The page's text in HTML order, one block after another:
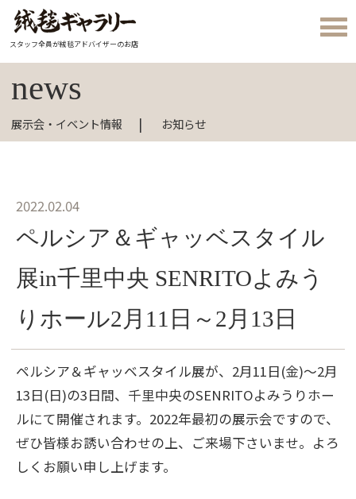
スタッフ全員が絨毯アドバイザーのお店
news
展示会・イベント情報 お知らせ
2022.02.04
ペルシア＆ギャッベスタイル
展in千里中央 SENRITOよみう
りホール2月11日～2月13日
ペルシア＆ギャッベスタイル展が、2月11日(金)～2月
13日(日)の3日間、千里中央のSENRITOよみうりホー
ルにて開催されます。2022年最初の展示会ですので、
ぜひ皆様お誘い合わせの上、ご来場下さいませ。よろ
しくお願い申し上げます。